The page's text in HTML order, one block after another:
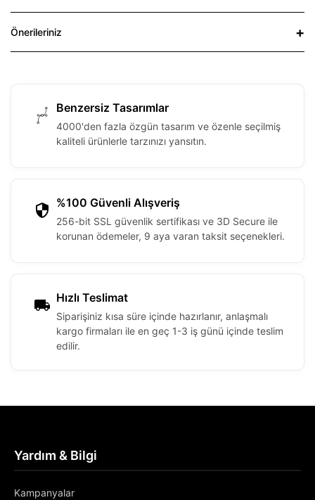
Önerileriniz
Benzersiz Tasarımlar
4000'den fazla özgün tasarım ve özenle seçilmiş
kaliteli ürünlerle tarzınızı yansıtın.
%100 Güvenli Alışveriş
256-bit SSL güvenlik sertifikası ve 3D Secure ile
korunan ödemeler, 9 aya varan taksit seçenekleri.
Hızlı Teslimat
Siparişiniz kısa süre içinde hazırlanır, anlaşmalı
kargo firmaları ile en geç 1-3 iş günü içinde teslim
edilir.
Yardım & Bilgi
Kampanyalar